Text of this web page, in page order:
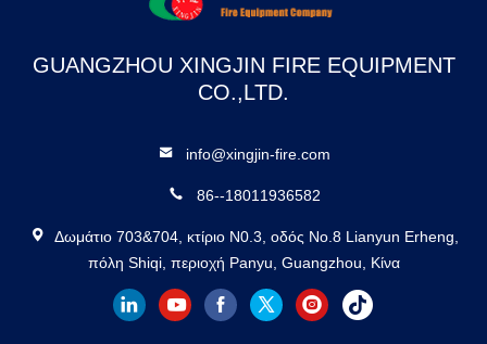
GUANGZHOU XINGJIN FIRE EQUIPMENT
CO.,LTD.
info@xingjin-fire.com
86--18011936582
Δωμάτιο 703&704, κτίριο N0.3, οδός No.8 Lianyun Erheng,
πόλη Shiqi, περιοχή Panyu, Guangzhou, Κίνα